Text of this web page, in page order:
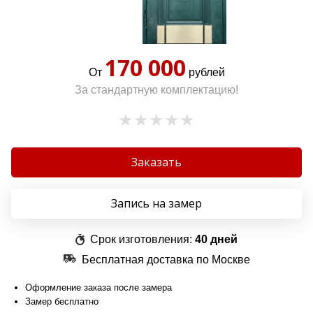
От 170 000 рублей
За стандартную комплектацию!
Заказать
Запись на замер
Срок изготовления: 40 дней
Бесплатная доставка по Москве
Оформление заказа после замера
Замер бесплатно